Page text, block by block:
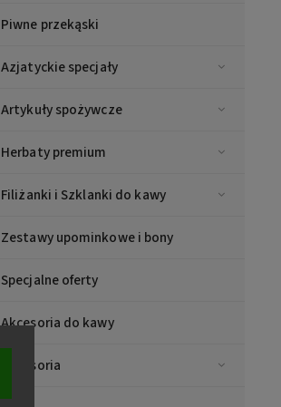
Piwne przekąski
Azjatyckie specjały
Artykuły spożywcze
Herbaty premium
Filiżanki i Szklanki do kawy
Zestawy upominkowe i bony
Specjalne oferty
Akcesoria do kawy
Akcesoria